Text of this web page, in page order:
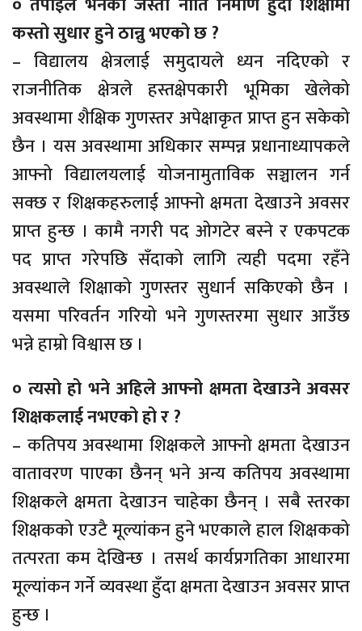
कस्तो सुधार हुने ठान्नु भएको छ ?
– विद्यालय क्षेत्रलाई समुदायले ध्यन नदिएको र
राजनीतिक क्षेत्रले हस्तक्षेपकारी भूमिका खेलेको
अवस्थामा शैक्षिक गुणस्तर अपेक्षाकृत प्राप्त हुन सकेको
छैन । यस अवस्थामा अधिकार सम्पन्न प्रधानाध्यापकले
आफ्नो विद्यालयलाई योजनामुताविक सञ्चालन गर्न
सक्छ र शिक्षकहरुलाई आफ्नो क्षमता देखाउने अवसर
प्राप्त हुन्छ । कामै नगरी पद ओगटेर बस्ने र एकपटक
पद प्राप्त गरेपछि सँदाको लागि त्यही पदमा रहँने
अवस्थाले शिक्षाको गुणस्तर सुधार्न सकिएको छैन ।
यसमा परिवर्तन गरियो भने गुणस्तरमा सुधार आउँछ
भन्ने हाम्रो विश्वास छ ।
० त्यसो हो भने अहिले आफ्नो क्षमता देखाउने अवसर
शिक्षकलाई नभएको हो र ?
– कतिपय अवस्थामा शिक्षकले आफ्नो क्षमता देखाउन
वातावरण पाएका छैनन् भने अन्य कतिपय अवस्थामा
शिक्षकले क्षमता देखाउन चाहेका छैनन् । सबै स्तरका
शिक्षकको एउटै मूल्यांकन हुने भएकाले हाल शिक्षकको
तत्परता कम देखिन्छ । तसर्थ कार्यप्रगतिका आधारमा
मूल्यांकन गर्ने व्यवस्था हुँदा क्षमता देखाउन अवसर प्राप्त
हुन्छ ।